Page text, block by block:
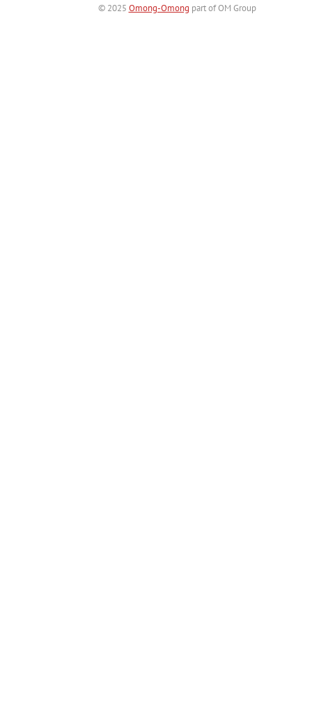
© 2025 Omong-Omong part of OM Group